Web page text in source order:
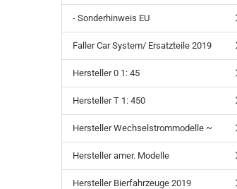
- Sonderhinweis EU
Faller Car System/ Ersatzteile 2019
Hersteller 0 1: 45
Hersteller T 1: 450
Hersteller Wechselstrommodelle ~
Hersteller amer. Modelle
Hersteller Bierfahrzeuge 2019